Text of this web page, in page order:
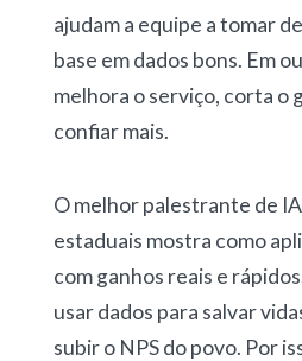
ajudam a equipe a tomar
base em dados bons. Em
melhora o serviço, corta o
confiar mais.
O melhor palestrante de
estaduais mostra como
com ganhos reais e
usar dados para salvar
subir o NPS do povo. Por